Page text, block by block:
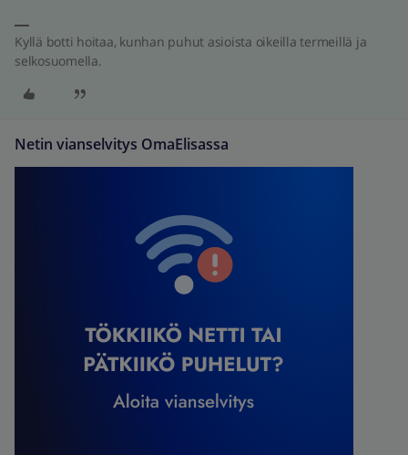
Kyllä botti hoitaa, kunhan puhut asioista oikeilla termeillä ja
selkosuomella.
Netin vianselvitys OmaElisassa